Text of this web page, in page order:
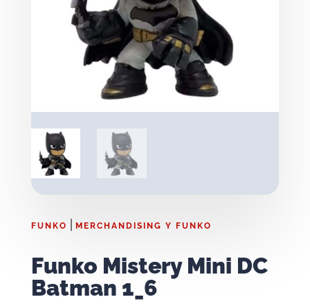
FUNKO MERCHANDISING Y FUNKO
Funko Mistery Mini DC
Batman 1_6